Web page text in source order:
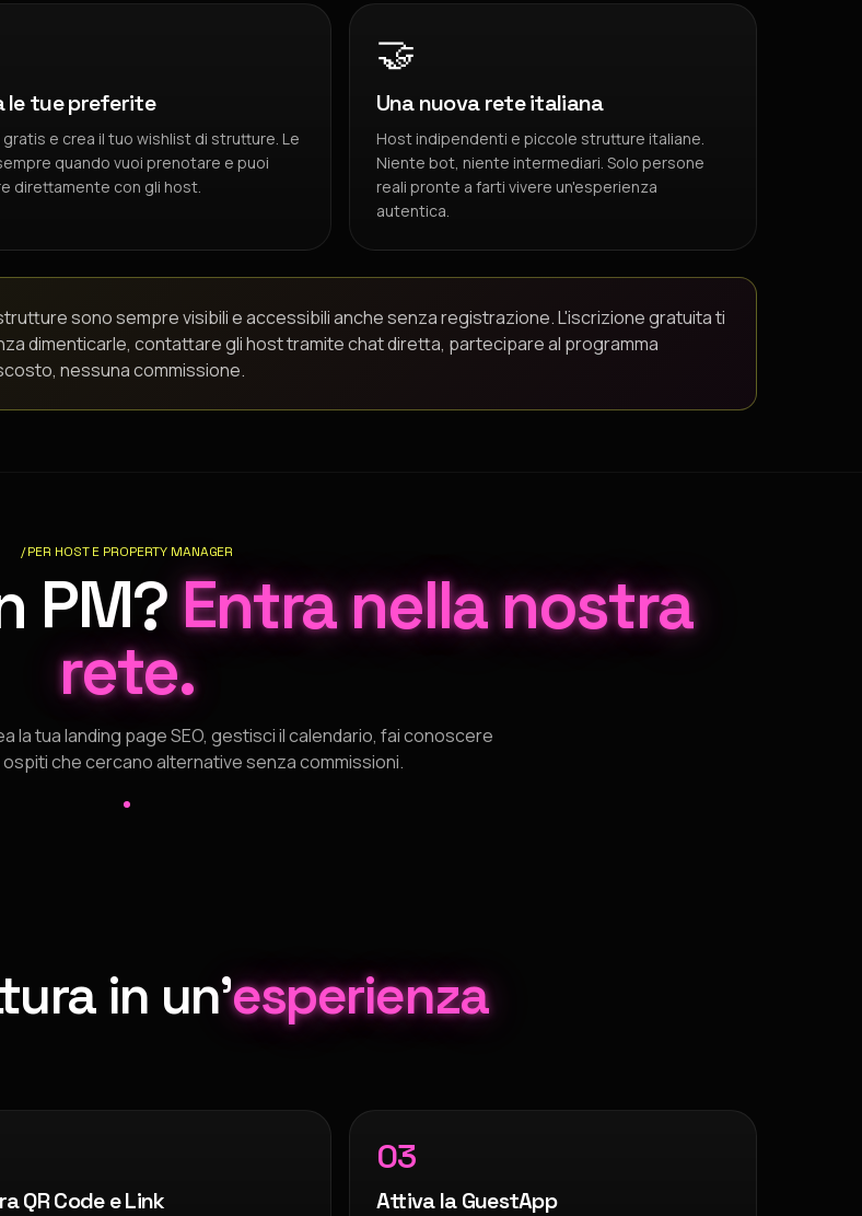
le tue preferite
gratis e crea il tuo wishlist di strutture. Le
quando vuoi prenotare e puoi
direttamente con gli host.
🤝
Una nuova rete italiana
Host indipendenti e piccole strutture italiane.
Niente bot, niente intermediari. Solo persone
reali pronte a farti vivere un'esperienza
autentica.
sono sempre visibili e accessibili anche senza registrazione. L'iscrizione gratuita ti
dimenticarle, contattare gli host tramite chat diretta, partecipare al programma
nessuna commissione.
/ PER HOST E PROPERTY MANAGER
PM?Entra nella nostra
rete.
la tua landing page SEO, gestisci il calendario, fai conoscere
che cercano alternative senza commissioni.
in un'esperienza
QR Code e Link
03
Attiva la GuestApp